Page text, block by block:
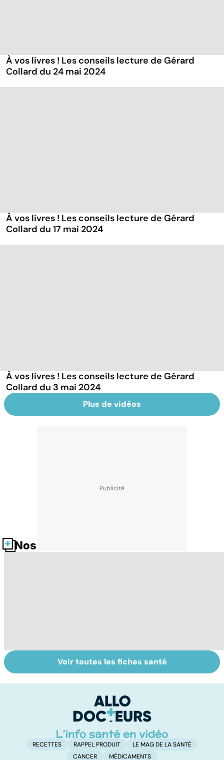
À vos livres ! Les conseils lecture de Gérard
Collard du 24 mai 2024
À vos livres ! Les conseils lecture de Gérard
Collard du 17 mai 2024
À vos livres ! Les conseils lecture de Gérard
Collard du 3 mai 2024
Plus de vidéos
Nos fiches santé
Tout savoir sur
les infections
Inflammation des
amygdales : que
d'angine ?
Voir toutes les fiches santé
RECETTES RAPPEL PRODUIT
LE MAG DE LA SANTÉ
CANCER
MÉDICAMENTS